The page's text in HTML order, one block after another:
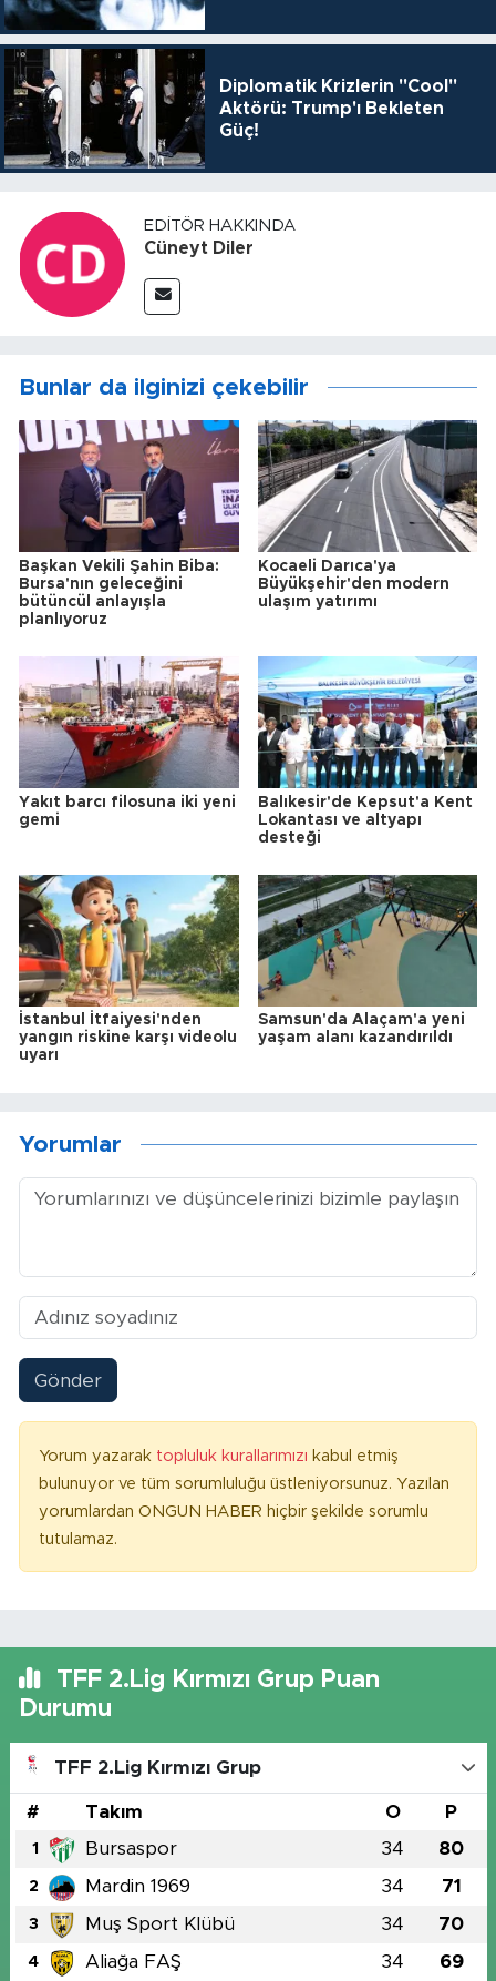
Diplomatik Krizlerin "Cool"
Aktörü: Trump'ı Bekleten
Güç!
EDITÖR HAKKINDA
Cüneyt Diler
Bunlar da ilginizi çekebilir
Başkan Vekili Şahin Biba:
Bursa'nın geleceğini
bütüncül anlayışla
planlıyoruz
Kocaeli Darıca'ya
Büyükşehir'den modern
ulaşım yatırımı
Yakıt barcı filosuna iki yeni
gemi
Balıkesir'de Kepsut'a Kent
Lokantası ve altyapı
desteği
İstanbul İtfaiyesi'nden
yangın riskine karşı videolu
uyarı
Samsun'da Alaçam'a yeni
yaşam alanı kazandırıldı
Yorumlar
Gönder
Yorum yazarak topluluk kurallarımızı kabul etmiş
bulunuyor ve tüm sorumluluğu üstleniyorsunuz. Yazılan
yorumlardan ONGUN HABER hiçbir şekilde sorumlu
tutulamaz.
TFF 2.Lig Kırmızı Grup Puan
Durumu
TFF 2.Lig Kırmızı Grup
# Takım O P
1 Bursaspor 34 80
2 Mardin 1969 34 71
3 Muş Sport Klübü 34 70
4 Aliağa FAŞ 34 69